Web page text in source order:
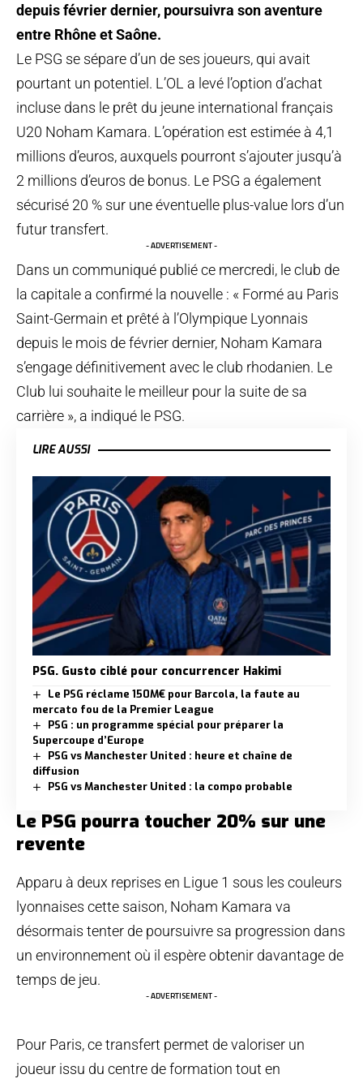
depuis février dernier, poursuivra son aventure
entre Rhône et Saône.
Le PSG se sépare d’un de ses joueurs, qui avait
pourtant un potentiel. L’OL a levé l’option d’achat
incluse dans le prêt du jeune international français
U20 Noham Kamara. L’opération est estimée à 4,1
millions d’euros, auxquels pourront s’ajouter jusqu’à
2 millions d’euros de bonus. Le PSG a également
sécurisé 20 % sur une éventuelle plus-value lors d’un
futur transfert.
- ADVERTISEMENT -
Dans un communiqué publié ce mercredi, le club de
la capitale a confirmé la nouvelle : « Formé au Paris
Saint-Germain et prêté à l’Olympique Lyonnais
depuis le mois de février dernier, Noham Kamara
s’engage définitivement avec le club rhodanien. Le
Club lui souhaite le meilleur pour la suite de sa
carrière », a indiqué le PSG.
LIRE AUSSI
PSG. Gusto ciblé pour concurrencer Hakimi
Le PSG réclame 150M€ pour Barcola, la faute au
mercato fou de la Premier League
PSG : un programme spécial pour préparer la
Supercoupe d’Europe
PSG vs Manchester United : heure et chaîne de
diffusion
PSG vs Manchester United : la compo probable
Le PSG pourra toucher 20% sur une
revente
Apparu à deux reprises en Ligue 1 sous les couleurs
lyonnaises cette saison, Noham Kamara va
désormais tenter de poursuivre sa progression dans
un environnement où il espère obtenir davantage de
temps de jeu.
- ADVERTISEMENT -
Pour Paris, ce transfert permet de valoriser un
joueur issu du centre de formation tout en